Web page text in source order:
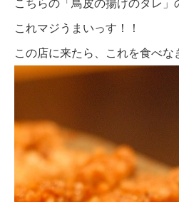
こちらの「鳥皮の揚げのタレ」
これマジうまいっす！！
この店に来たら、これを食べな